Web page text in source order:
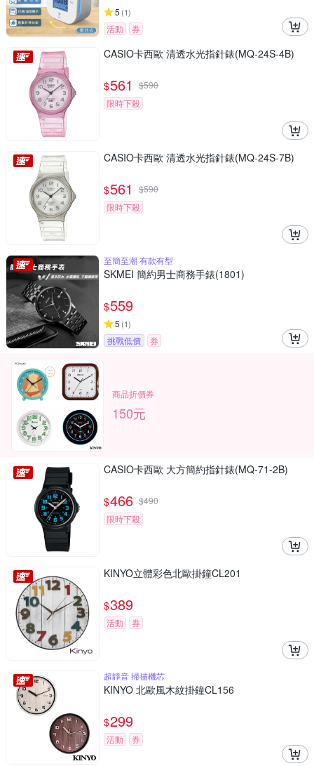
5 (1)
活動 券
CASIO卡西歐 清透水光指針錶(MQ-24S-4B)
$561 $590
限時下殺
CASIO卡西歐 清透水光指針錶(MQ-24S-7B)
$561 $590
限時下殺
至簡至潮 有款有型
SKMEI 簡約男士商務手錶(1801)
$559
5 (1)
挑戰低價 券
商品折價券
150元
CASIO卡西歐 大方簡約指針錶(MQ-71-2B)
$466 $490
限時下殺
KINYO立體彩色北歐掛鐘CL201
$389
活動 券
超靜音 掃描機芯
KINYO 北歐風木紋掛鐘CL156
$299
活動 券